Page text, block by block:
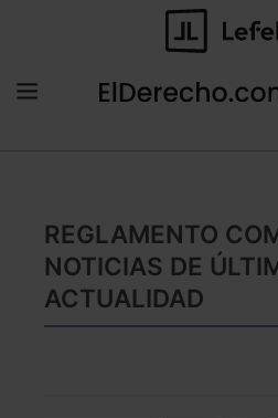
REGLAMENTO
NOTICIAS DE
ACTUALIDAD